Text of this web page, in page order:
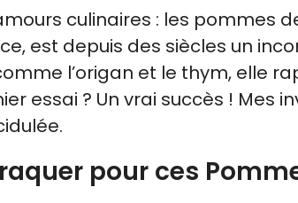
culinaires : les pommes
est depuis des siècles un
l’origan et le thym, elle
essai ? Un vrai succès ! Mes
pour ces